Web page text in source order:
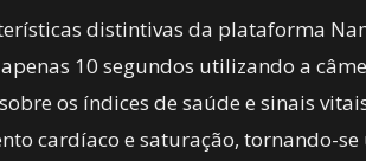
distintivas da plataforma
10 segundos utilizando a
os índices de saúde e sinais
cardíaco e saturação, tornando-